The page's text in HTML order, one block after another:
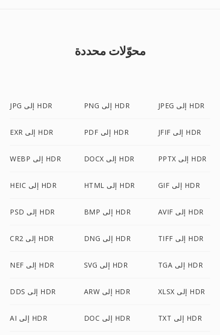
محوّلات محددة
JPG إلى HDR PNG إلى HDR JPEG إلى HDR
EXR إلى HDR PDF إلى HDR JFIF إلى HDR
WEBP إلى HDR DOCX إلى HDR PPTX إلى HDR
HEIC إلى HDR HTML إلى HDR GIF إلى HDR
PSD إلى HDR BMP إلى HDR AVIF إلى HDR
CR2 إلى HDR DNG إلى HDR TIFF إلى HDR
NEF إلى HDR SVG إلى HDR TGA إلى HDR
DDS إلى HDR ARW إلى HDR XLSX إلى HDR
AI إلى HDR DOC إلى HDR TXT إلى HDR